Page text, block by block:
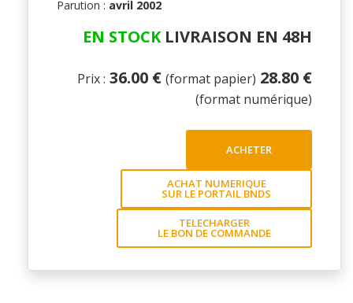
Parution : avril 2002
EN STOCKLIVRAISON EN 48H
Prix : 36.00 € (format papier) 28.80 €
(format numérique)
ACHETER
ACHAT NUMERIQUE
SUR LE PORTAIL BNDS
TELECHARGER
LE BON DE COMMANDE